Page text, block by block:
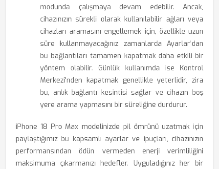
modunda çalışmaya devam edebilir. Ancak,
cihazınızın sürekli olarak kullanılabilir ağları veya
cihazları aramasını engellemek için, özellikle uzun
süre kullanmayacağınız zamanlarda Ayarlar'dan
bu bağlantıları tamamen kapatmak daha etkili bir
yöntem olabilir. Günlük kullanımda ise Kontrol
Merkezi'nden kapatmak genellikle yeterlidir, zira
bu, anlık bağlantı kesintisi sağlar ve cihazın boş
yere arama yapmasını bir süreliğine durdurur.
iPhone 18 Pro Max modelinizde pil ömrünü uzatmak için
paylaştığımız bu kapsamlı ayarlar ve ipuçları, cihazınızın
performansından ödün vermeden enerji verimliliğini
maksimuma çıkarmanızı hedefler. Uyguladığınız her bir